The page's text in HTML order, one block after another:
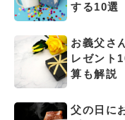
する10選
お義父さ
レゼント
算も解説
父の日に